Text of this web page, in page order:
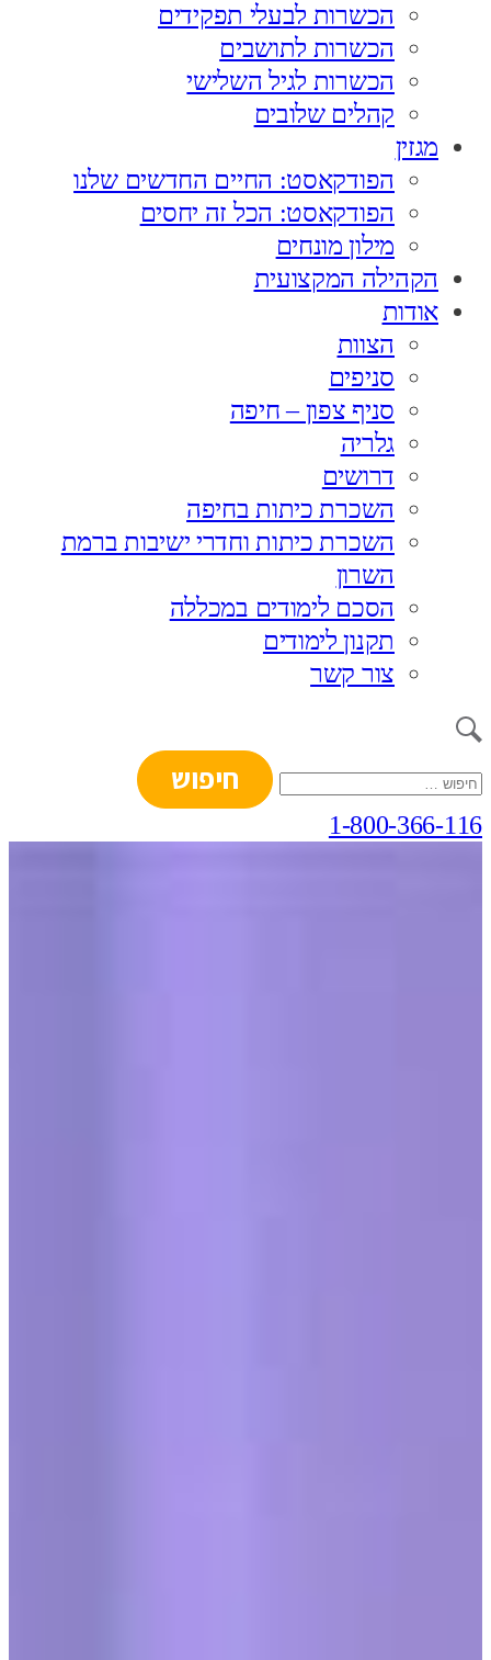
הכשרות לבעלי תפקידים
הכשרות לתושבים
הכשרות לגיל השלישי
קהלים שלובים
מגזין
הפודקאסט: החיים החדשים שלנו
הפודקאסט: הכל זה יחסים
מילון מונחים
הקהילה המקצועית
אודות
הצוות
סניפים
סניף צפון – חיפה
גלריה
דרושים
השכרת כיתות בחיפה
השכרת כיתות וחדרי ישיבות ברמת
השרון
הסכם לימודים במכללה
תקנון לימודים
צור קשר
חיפוש:
1-800-366-116